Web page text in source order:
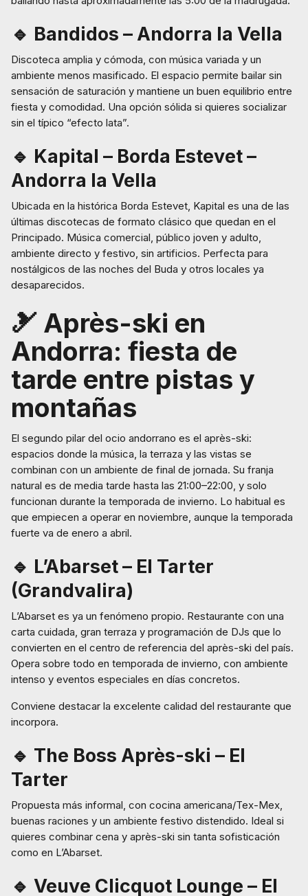
🔹 Bandidos – Andorra la Vella
Discoteca amplia y cómoda, con música variada y un
ambiente menos masificado. El espacio permite bailar sin
sensación de saturación y mantiene un buen equilibrio entre
fiesta y comodidad. Una opción sólida si quieres socializar
sin el típico “efecto lata”.
🔹 Kapital – Borda Estevet –
Andorra la Vella
Ubicada en la histórica Borda Estevet, Kapital es una de las
últimas discotecas de formato clásico que quedan en el
Principado. Música comercial, público joven y adulto,
ambiente directo y festivo, sin artificios. Perfecta para
nostálgicos de las noches del Buda y otros locales ya
desaparecidos.
🎿 Après-ski en
Andorra: fiesta de
tarde entre pistas y
montañas
El segundo pilar del ocio andorrano es el après-ski:
espacios donde la música, la terraza y las vistas se
combinan con un ambiente de final de jornada. Su franja
natural es de media tarde hasta las 21:00–22:00, y solo
funcionan durante la temporada de invierno. Lo habitual es
que empiecen a operar en noviembre, aunque la temporada
fuerte va de enero a abril.
🔹 L’Abarset – El Tarter
(Grandvalira)
L’Abarset es ya un fenómeno propio. Restaurante con una
carta cuidada, gran terraza y programación de DJs que lo
convierten en el centro de referencia del après-ski del país.
Opera sobre todo en temporada de invierno, con ambiente
intenso y eventos especiales en días concretos.
Conviene destacar la excelente calidad del restaurante que
incorpora.
🔹 The Boss Après-ski – El
Tarter
Propuesta más informal, con cocina americana/Tex-Mex,
buenas raciones y un ambiente festivo distendido. Ideal si
quieres combinar cena y après-ski sin tanta sofisticación
como en L’Abarset.
🔹 Veuve Clicquot Lounge – El